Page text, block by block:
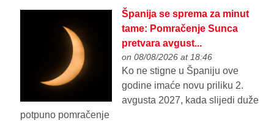
Španija se sprema za minut
tame: Pomračenje Sunca
pretvara avgust...
on 08/08/2026 at 18:46
Ko ne stigne u Španiju ove
godine imaće novu priliku 2.
avgusta 2027, kada slijedi duže
potpuno pomračenje